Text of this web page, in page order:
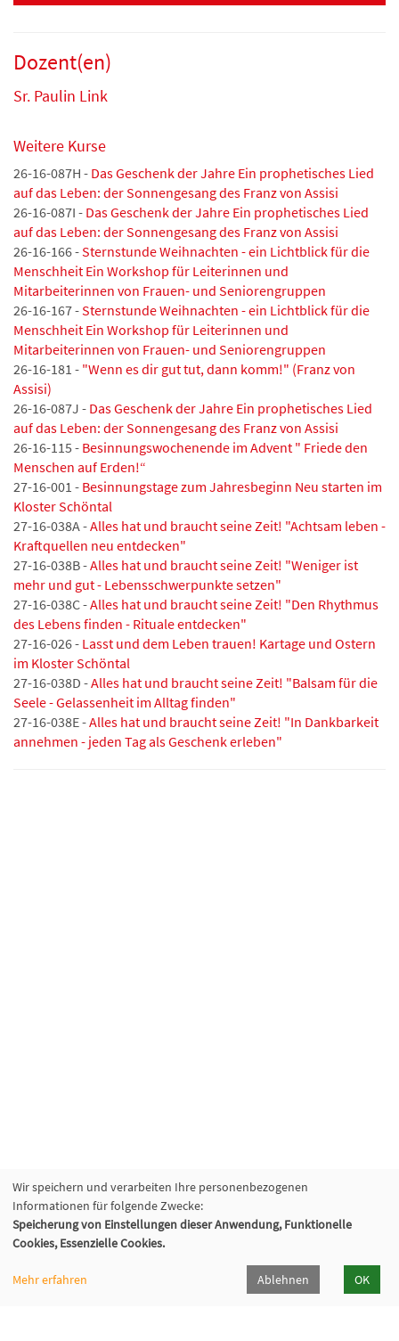
Dozent(en)
Sr. Paulin Link
Weitere Kurse
26-16-087H - Das Geschenk der Jahre Ein prophetisches Lied
auf das Leben: der Sonnengesang des Franz von Assisi
26-16-087I - Das Geschenk der Jahre Ein prophetisches Lied
auf das Leben: der Sonnengesang des Franz von Assisi
26-16-166 -Sternstunde Weihnachten - ein Lichtblick für die
Menschheit Ein Workshop für Leiterinnen und
Mitarbeiterinnen von Frauen- und Seniorengruppen
26-16-167 -Sternstunde Weihnachten - ein Lichtblick für die
Menschheit Ein Workshop für Leiterinnen und
Mitarbeiterinnen von Frauen- und Seniorengruppen
26-16-181 - "Wenn es dir gut tut, dann komm!" (Franz von
Assisi)
26-16-087J - Das Geschenk der Jahre Ein prophetisches Lied
auf das Leben: der Sonnengesang des Franz von Assisi
26-16-115 - Besinnungswochenende im Advent " Friede den
Menschen auf Erden!“
27-16-001 - Besinnungstage zum Jahresbeginn Neu starten im
Kloster Schöntal
27-16-038A -Alles hat und braucht seine Zeit! "Achtsam leben -
Kraftquellen neu entdecken"
27-16-038B -Alles hat und braucht seine Zeit! "Weniger ist
mehr und gut - Lebensschwerpunkte setzen"
27-16-038C -Alles hat und braucht seine Zeit! "Den Rhythmus
des Lebens finden - Rituale entdecken"
27-16-026 - Lasst und dem Leben trauen! Kartage und Ostern
im Kloster Schöntal
27-16-038D -Alles hat und braucht seine Zeit! "Balsam für die
Seele - Gelassenheit im Alltag finden"
27-16-038E -Alles hat und braucht seine Zeit! "In Dankbarkeit
annehmen - jeden Tag als Geschenk erleben"
Wir speichern und verarbeiten Ihre personenbezogenen
Informationen für folgende Zwecke:
Speicherung von Einstellungen dieser Anwendung, Funktionelle
Cookies, Essenzielle Cookies.
Mehr erfahren Ablehnen OK